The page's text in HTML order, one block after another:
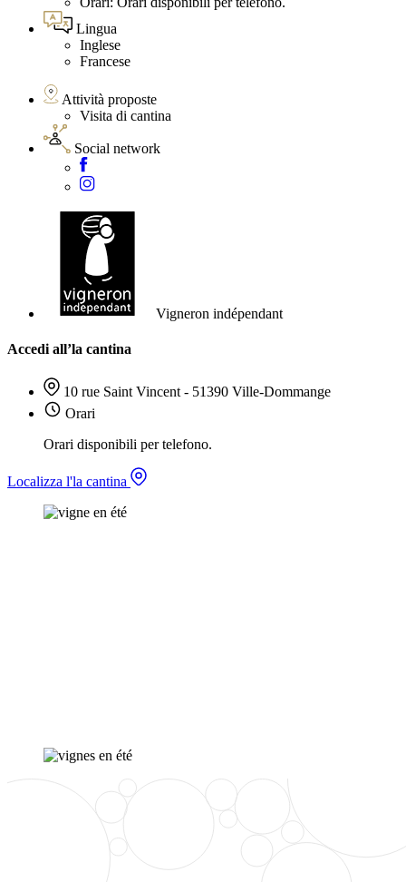
Lingua
Inglese
Francese
Attività proposte
Visita di cantina
Social network
Vigneron indépendant
Accedi all’la cantina
10 rue Saint Vincent - 51390 Ville-Dommange
Orari
Orari disponibili per telefono.
Localizza l'la cantina